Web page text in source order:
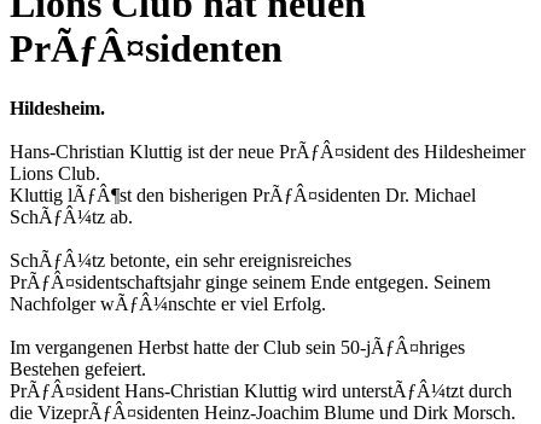
PrÃƒÂ¤sidenten
Hildesheim.
Hans-Christian Kluttig ist der neue PrÃƒÂ¤sident des Hildesheimer
Lions Club.
Kluttig lÃƒÂ¶st den bisherigen PrÃƒÂ¤sidenten Dr. Michael
SchÃƒÂ¼tz ab.
SchÃƒÂ¼tz betonte, ein sehr ereignisreiches
PrÃƒÂ¤sidentschaftsjahr ginge seinem Ende entgegen. Seinem
Nachfolger wÃƒÂ¼nschte er viel Erfolg.
Im vergangenen Herbst hatte der Club sein 50-jÃƒÂ¤hriges
Bestehen gefeiert.
PrÃƒÂ¤sident Hans-Christian Kluttig wird unterstÃƒÂ¼tzt durch
die VizeprÃƒÂ¤sidenten Heinz-Joachim Blume und Dirk Morsch.